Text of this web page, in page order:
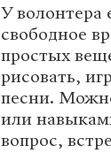
У волонтера
свободное
простых
рисовать,
песни.
или
вопрос,